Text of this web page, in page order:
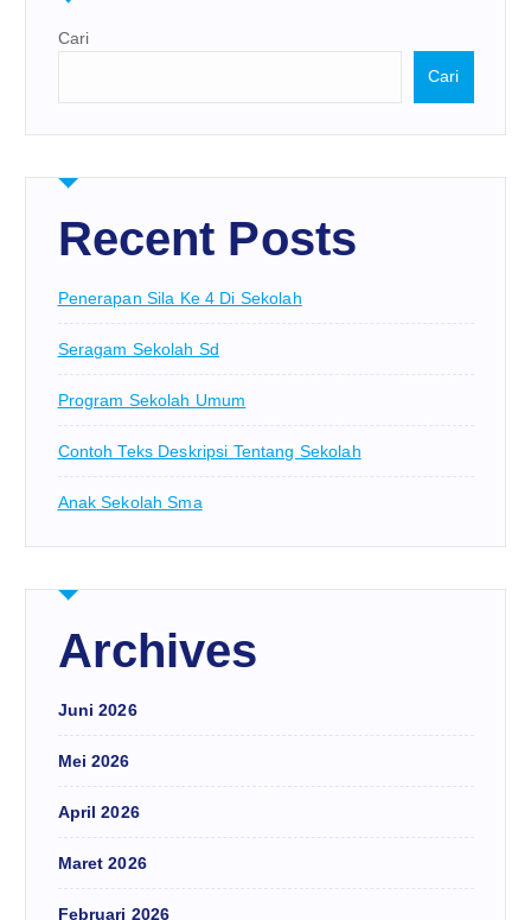
Cari
Cari
Recent Posts
Penerapan Sila Ke 4 Di Sekolah
Seragam Sekolah Sd
Program Sekolah Umum
Contoh Teks Deskripsi Tentang Sekolah
Anak Sekolah Sma
Archives
Juni 2026
Mei 2026
April 2026
Maret 2026
Februari 2026